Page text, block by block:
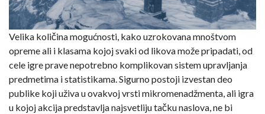
Velika količina mogućnosti, kako uzrokovana mnoštvom
opreme ali i klasama kojoj svaki od likova može pripadati, od
cele igre prave nepotrebno komplikovan sistem upravljanja
predmetima i statistikama. Sigurno postoji izvestan deo
publike koji uživa u ovakvoj vrsti mikromenadžmenta, ali igra
u kojoj akcija predstavlja najsvetliju tačku naslova, ne bi